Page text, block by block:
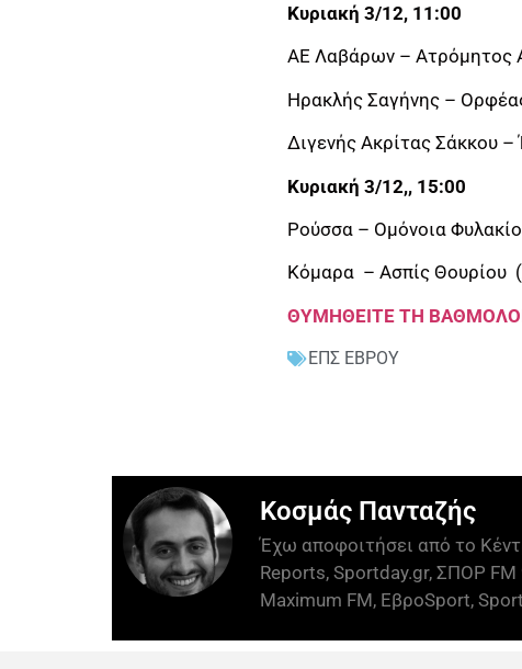
Κυριακή 3/12, 11:00
ΑΕ Λαβάρων – Ατρόμητος
Ηρακλής Σαγήνης –
Διγενής Ακρίτας Σάκκου
Κυριακή 3/12,, 15:00
Ρούσσα – Ομόνοια
Κόμαρα – Ασπίς Θουρίου
ΘΥΜΗΘΕΙΤΕ ΤΗ
ΕΠΣ ΕΒΡΟΥ
Κοσμάς Πανταζής
Έχω αποφοιτήσει από το
Reports, Sportday.gr, ΣΠΟΡ FM
Maximum FM, ΕβροSport,